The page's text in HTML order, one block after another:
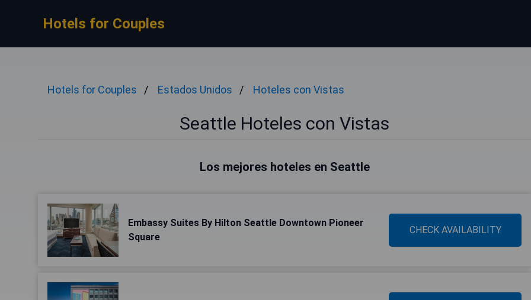
Hotels for Couples
Hotels for Couples Estados Unidos Hoteles con Vistas
Seattle Hoteles con Vistas
Los mejores hoteles en Seattle
Embassy Suites By Hilton Seattle Downtown Pioneer
Square
CHECK AVAILABILITY